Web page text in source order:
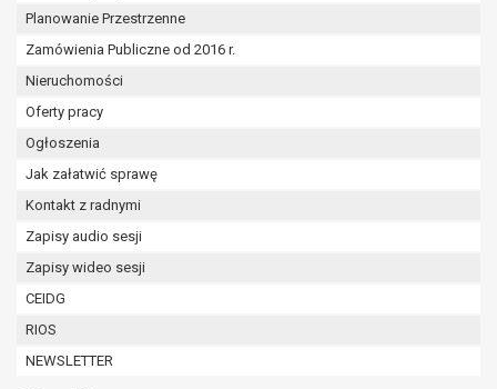
Planowanie Przestrzenne
Zamówienia Publiczne od 2016 r.
Nieruchomości
Oferty pracy
Ogłoszenia
Jak załatwić sprawę
Kontakt z radnymi
Zapisy audio sesji
Zapisy wideo sesji
CEIDG
RIOS
NEWSLETTER
Z przyczyn związanych z Pani/Pana
sprzeciwu, administrator nie może już
wolności osoby, której dane dotyczą, lub
podstaw do ustalenia, dochodzenia lub
obrony roszczeń.
lit a RODO), przysługuje Pani/Panu prawo do